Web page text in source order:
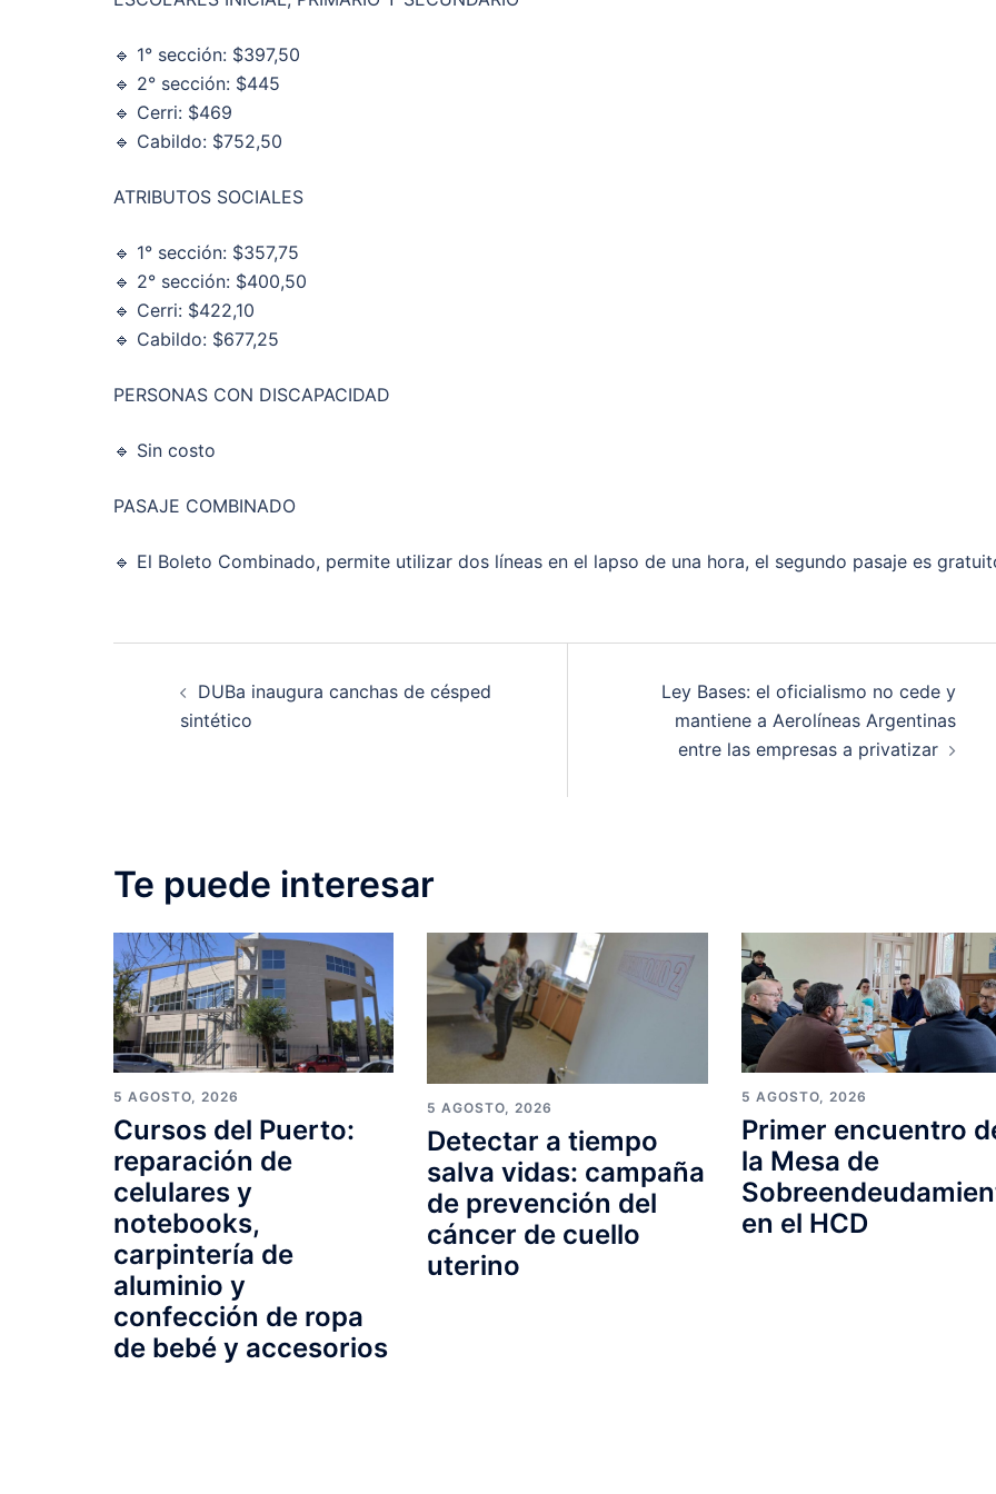
🔹 1° sección: $397,50
🔹 2° sección: $445
🔹 Cerri: $469
🔹 Cabildo: $752,50
ATRIBUTOS SOCIALES
🔹 1° sección: $357,75
🔹 2° sección: $400,50
🔹 Cerri: $422,10
🔹 Cabildo: $677,25
PERSONAS CON DISCAPACIDAD
🔹 Sin costo
PASAJE COMBINADO
🔹 El Boleto Combinado, permite utilizar dos líneas en el lapso de una hora, el segundo pasaje es
navigation
DUBa inaugura canchas de césped
sintético
Ley Bases: el oficialismo no cede y
mantiene a Aerolíneas Argentinas
entre las empresas a privatizar
Te puede interesar
5 AGOSTO, 2026
Cursos del Puerto:
reparación de
celulares y
notebooks,
carpintería de
aluminio y
confección de ropa
de bebé y accesorios
5 AGOSTO, 2026
Detectar a tiempo
salva vidas: campaña
de prevención del
cáncer de cuello
uterino
5 AGOSTO, 2026
Primer encuentro
la Mesa de
en el HCD